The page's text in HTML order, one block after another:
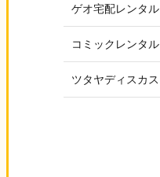
ゲオ宅配レンタル
コミックレンタル
ツタヤディスカス